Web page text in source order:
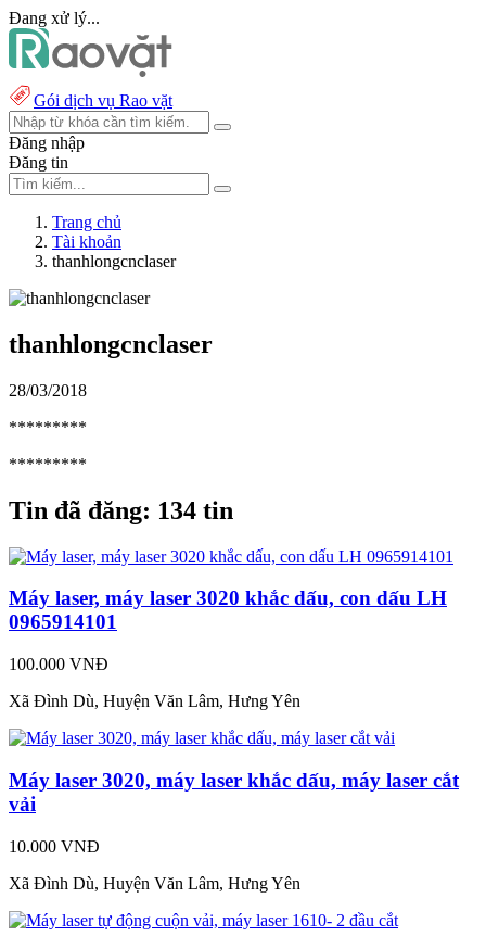
Đang xử lý...
Gói dịch vụ Rao vặt
Đăng nhập
Đăng tin
Trang chủ
Tài khoản
thanhlongcnclaser
thanhlongcnclaser
28/03/2018
*********
*********
Tin đã đăng: 134 tin
Máy laser, máy laser 3020 khắc dấu, con dấu LH
0965914101
100.000 VNĐ
Xã Đình Dù, Huyện Văn Lâm, Hưng Yên
Máy laser 3020, máy laser khắc dấu, máy laser cắt
vải
10.000 VNĐ
Xã Đình Dù, Huyện Văn Lâm, Hưng Yên